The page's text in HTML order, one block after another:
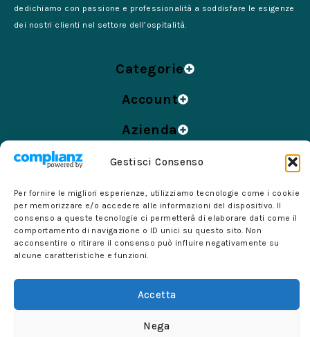
Gestisci Consenso
Per fornire le migliori esperienze, utilizziamo tecnologie come i cookie
per memorizzare e/o accedere alle informazioni del dispositivo. Il
consenso a queste tecnologie ci permetterà di elaborare dati come il
comportamento di navigazione o ID unici su questo sito. Non
acconsentire o ritirare il consenso può influire negativamente su
alcune caratteristiche e funzioni.
Accetta
Nega
dedichiamo con passione e professionalità a soddisfare le esigenze
dei nostri clienti nel settore dell’ospitalità.
Categorie
Account
Azienda
Informazioni
© 2024 Forniture per Alberghi di Barra Felice – Tutti i
diritti sono riservati. – P.IVA 07361331213 – Sede Legale:
via Martiri d’Ungheria 305/307, 84018 SCAFATI (SA)